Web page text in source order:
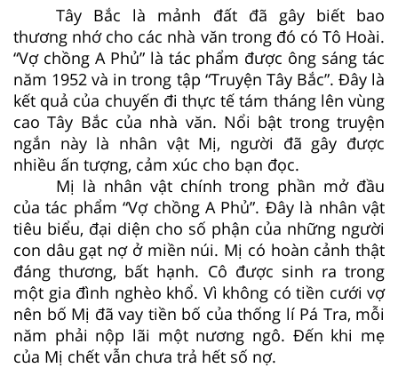
Tây Bắc là mảnh đất đã gây biết bao
thương nhớ cho các nhà văn trong đó có Tô Hoài.
“Vợ chồng A Phủ” là tác phẩm được ông sáng tác
năm 1952 và in trong tập “Truyện Tây Bắc”. Đây là
kết quả của chuyến đi thực tế tám tháng lên vùng
cao Tây Bắc của nhà văn. Nổi bật trong truyện
ngắn này là nhân vật Mị, người đã gây được
nhiều ấn tượng, cảm xúc cho bạn đọc.
Mị là nhân vật chính trong phần mở đầu
của tác phẩm “Vợ chồng A Phủ”. Đây là nhân vật
tiêu biểu, đại diện cho số phận của những người
con dâu gạt nợ ở miền núi. Mị có hoàn cảnh thật
đáng thương, bất hạnh. Cô được sinh ra trong
một gia đình nghèo khổ. Vì không có tiền cưới vợ
nên bố Mị đã vay tiền bố của thống lí Pá Tra, mỗi
năm phải nộp lãi một nương ngô. Đến khi mẹ
của Mị chết vẫn chưa trả hết số nợ.